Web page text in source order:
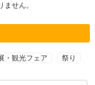
せん。
・観光フェア 祭り